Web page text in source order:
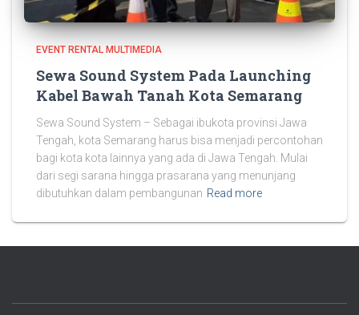
EVENT RENTAL MULTIMEDIA
Sewa Sound System Pada Launching
Kabel Bawah Tanah Kota Semarang
Sewa Sound System – Sebagai ibukota provinsi Jawa
Tengah, kota Semarang harus bisa menjadi percontohan
bagi kota kota lainnya yang ada di Jawa Tengah. Mulai
dari segi sarana hingga prasarana yang menunjang
dibutuhkan dalam pembangunan Read more